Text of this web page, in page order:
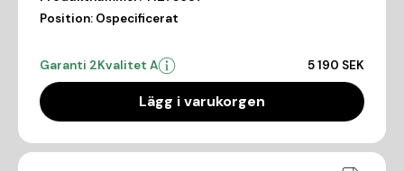
Position: Ospecificerat
Garanti 2Kvalitet A 5 190 SEK
Lägg i varukorgen